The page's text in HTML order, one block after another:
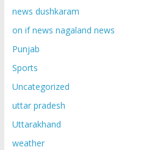
news dushkaram
on if news nagaland news
Punjab
Sports
Uncategorized
uttar pradesh
Uttarakhand
weather